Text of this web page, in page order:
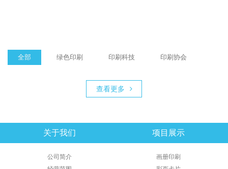
全部 绿色印刷 印刷科技 印刷协会
查看更多
关于我们
公司简介
项目展示
画册印刷